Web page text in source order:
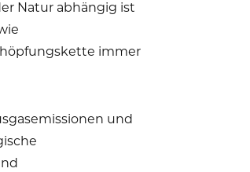
Natur abhängig ist
immer
und